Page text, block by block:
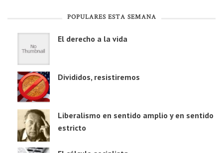
POPULARES ESTA SEMANA
El derecho a la vida
Divididos, resistiremos
Liberalismo en sentido amplio y en sentido
estricto